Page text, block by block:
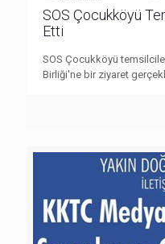
SOS Çocukköyü
Etti
SOS Çocukköyü
Birliği'ne bir ziyaret